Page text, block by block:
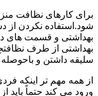
برای کارهای نظافت
شود.استفاده نکردن
بهداشتی و قسمت های
بهداشتی از طرف
سلیقه داشتن و
از همه مهم تر اینکه
ورود می کند حتماً باید